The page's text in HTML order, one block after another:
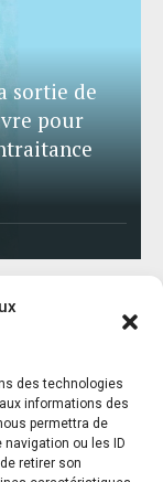
des technologies
informations des
permettra de
ou les ID
retirer son
sortie de
pour
à la